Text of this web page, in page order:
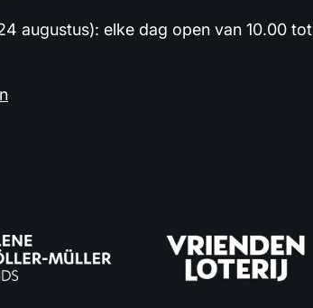
augustus): elke dag open van 10.00 tot